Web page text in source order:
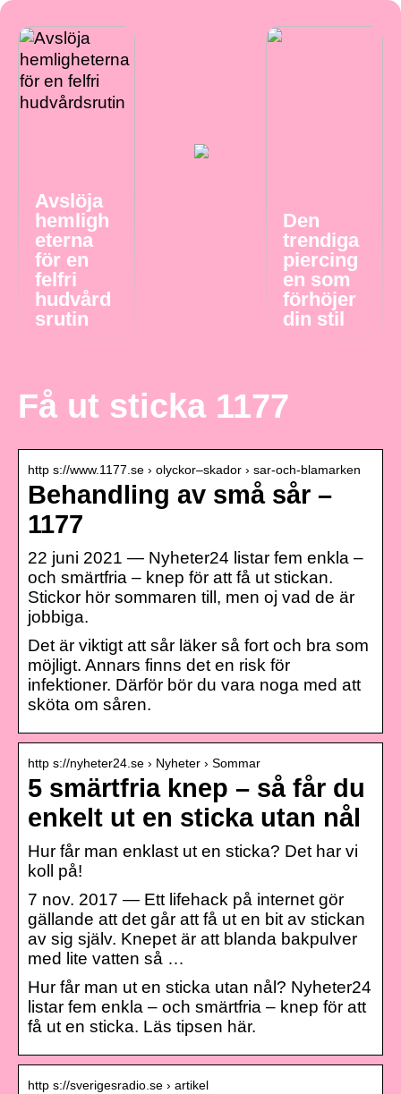
Avslöja
hemligh
eterna
för en
felfri
hudvård
srutin
Den
trendiga
piercing
en som
förhöjer
din stil
Få ut sticka 1177
http s://www.1177.se › olyckor–skador › sar-och-blamarken
Behandling av små sår –
1177
22 juni 2021 — Nyheter24 listar fem enkla –
och smärtfria – knep för att få ut stickan.
Stickor hör sommaren till, men oj vad de är
jobbiga.
Det är viktigt att sår läker så fort och bra som
möjligt. Annars finns det en risk för
infektioner. Därför bör du vara noga med att
sköta om såren.
http s://nyheter24.se › Nyheter › Sommar
5 smärtfria knep – så får du
enkelt ut en sticka utan nål
Hur får man enklast ut en sticka? Det har vi
koll på!
7 nov. 2017 — Ett lifehack på internet gör
gällande att det går att få ut en bit av stickan
av sig själv. Knepet är att blanda bakpulver
med lite vatten så …
Hur får man ut en sticka utan nål? Nyheter24
listar fem enkla – och smärtfria – knep för att
få ut en sticka. Läs tipsen här.
http s://sverigesradio.se › artikel